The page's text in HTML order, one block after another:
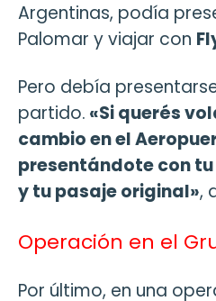
Argentinas, podía
Palomar y viajar con
Pero debía
partido. «Si querés
cambio en el
presentándote con
y tu pasaje original»,
Operación en el
Por último, en una